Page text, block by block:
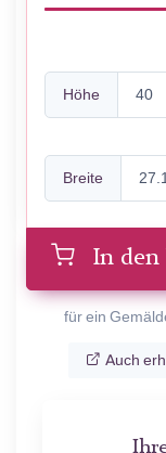
Höhe
Breite
In den
für ein
Auch